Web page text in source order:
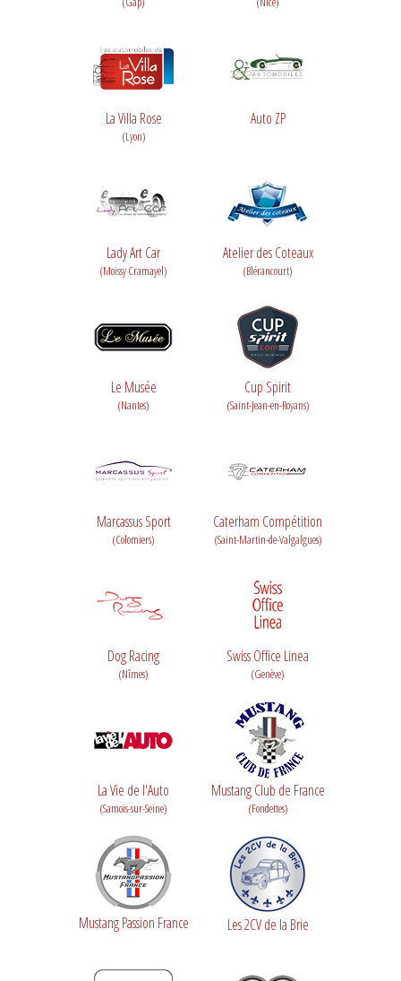
La Villa Rose
(Lyon)
Auto ZP
Lady Art Car
(Moissy Cramayel)
Atelier des Coteaux
(Blérancourt)
Le Musée
(Nantes)
Cup Spirit
(Saint-Jean-en-Royans)
Marcassus Sport
(Colomiers)
Caterham Compétition
(Saint-Martin-de-Valgalgues)
Dog Racing
(Nîmes)
Swiss Office Linea
(Genève)
La Vie de l'Auto
(Samois-sur-Seine)
Mustang Club de France
(Fondettes)
Mustang Passion France Les 2CV de la Brie